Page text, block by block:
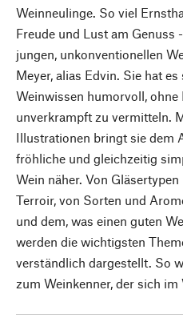
Weinneulinge. So viel
Freude und Lust am Genuss
jungen, unkonventionellen
Meyer, alias Edvin. Sie hat
Weinwissen humorvoll, ohne
unverkrampft zu vermitteln.
Illustrationen bringt sie dem
fröhliche und gleichzeitig
Wein näher. Von
Terroir, von Sorten und
und dem, was einen guten
werden die wichtigsten
verständlich dargestellt. So
zum Weinkenner, der sich